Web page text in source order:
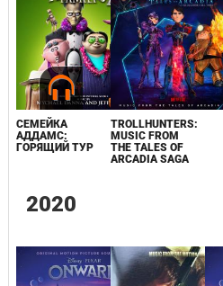
СЕМЕЙКА
АДДАМС:
ГОРЯЩИЙ ТУР
TROLLHUNTERS:
MUSIC FROM
THE TALES OF
ARCADIA SAGA
2020